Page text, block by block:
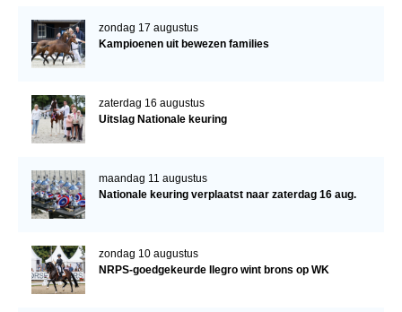
zondag 17 augustus
Kampioenen uit bewezen families
zaterdag 16 augustus
Uitslag Nationale keuring
maandag 11 augustus
Nationale keuring verplaatst naar zaterdag 16 aug.
zondag 10 augustus
NRPS-goedgekeurde Ilegro wint brons op WK